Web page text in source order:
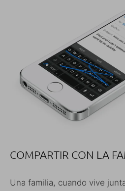
COMPARTIR CON LA
Una familia, cuando vive